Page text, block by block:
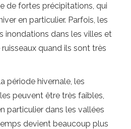
de fortes précipitations, qui
en particulier. Parfois, les
inondations dans les villes et
quand ils sont très
période hivernale, les
peuvent être très faibles,
particulier dans les vallées
devient beaucoup plus